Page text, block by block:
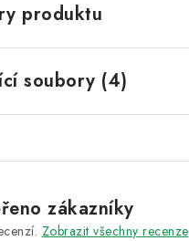
produktu
soubory (4)
zákazníky
Zobrazit všechny recenze